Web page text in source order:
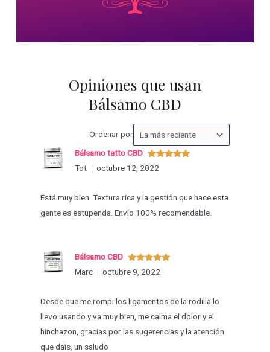
Opiniones que usan
Bálsamo CBD
Ordenar porOrdenar
las
Valorado
con
Bálsamo tatto CBD
Tot
octubre 12, 2022
Está muy bien. Textura rica y la gestión que hace esta
gente es estupenda. Envío 100% recomendable.
Valorado
con5de 5
Bálsamo CBD
Marc
octubre 9, 2022
Desde que me rompi los ligamentos de la rodilla lo
llevo usando y va muy bien, me calma el dolor y el
hinchazon, gracias por las sugerencias y la atención
que dais, un saludo